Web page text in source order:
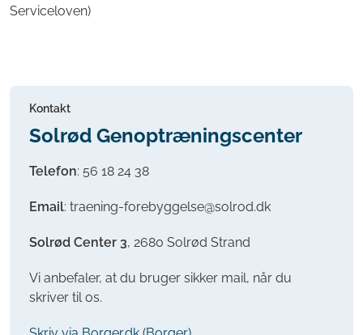
Serviceloven)
Kontakt
Solrød Genoptræningscenter
Telefon: 56 18 24 38
Email: traening-forebyggelse@solrod.dk
Solrød Center 3, 2680 Solrød Strand
Vi anbefaler, at du bruger sikker mail, når du
skriver til os.